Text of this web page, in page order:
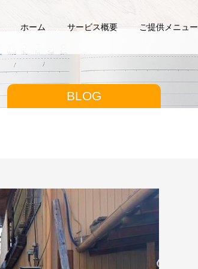
ホーム サービス概要 ご提供メニュー
BLOG